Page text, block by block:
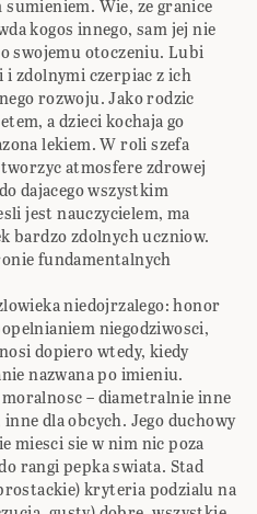
sumieniem. Wie, ze granice
kogos innego, sam jej nie
swojemu otoczeniu. Lubi
i zdolnymi czerpiac z ich
rozwoju. Jako rodzic
a dzieci kochaja go
lekiem. W roli szefa
atmosfere zdrowej
dajacego wszystkim
jest nauczycielem, ma
bardzo zdolnych uczniow.
fundamentalnych
niedojrzalego: honor
niegodziwosci,
dopiero wtedy, kiedy
nazwana po imieniu.
– diametralnie inne
dla obcych. Jego duchowy
miesci sie w nim nic poza
rangi pepka swiata. Stad
kryteria podzialu na